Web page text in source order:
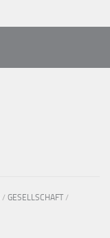
/ GESELLSCHAFT /